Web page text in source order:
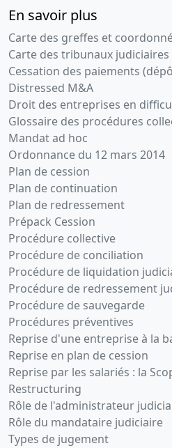
2022CBA01520 La présente
contre SAS BL FORMATION
16/11/2027 Designation du
BANDES TELEPHONE
Opérations de crédit-bail en
: 30-08-2023)
Montant :157 985 EUR
Date d'inscription :
Date de fin :17-11-2027
Créancier :CREDIT MUTUEL
Reflets Tour D2 92988 Paris
Adresse du créancier :
COURBEVOIE
Mentions :Numero de
2022CBA01502 La présente
contre SAS BL FORMATION
20/10/2027 Designation du
VIDEO/GRILLE/PROCESSEUR
INFORMATIQUE CAME RA/
SUM132103/106/110/111/
En savoir plus
Carte des greffes et
Carte des tribunaux judiciaires
Cessation des paiements
Distressed M&A
Droit des entreprises en
Glossaire des procédures
Mandat ad hoc
Ordonnance du 12 mars 2014
Plan de cession
Plan de continuation
Plan de redressement
Prépack Cession
Procédure collective
Procédure de conciliation
Procédure de liquidation
Procédure de redressement
Procédure de sauvegarde
Procédures préventives
Reprise d'une entreprise à la
Reprise en plan de cession
Reprise par les salariés : la
Restructuring
Rôle de l'administrateur
Rôle du mandataire judiciaire
Types de jugement